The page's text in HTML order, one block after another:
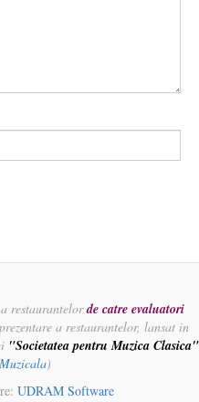
a restaurantelorde catre evaluatori
a restaurantelor, lansat in
"Societatea pentru Muzica Clasica"
)
UDRAM Software